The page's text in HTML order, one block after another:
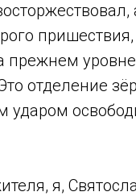
прежнем
отделение
я,